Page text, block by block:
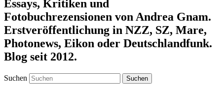
Essays, Kritiken und
Fotobuchrezensionen von Andrea Gnam.
Erstveröffentlichung in NZZ, SZ, Mare,
Photonews, Eikon oder Deutschlandfunk.
Blog seit 2012.
Suchen